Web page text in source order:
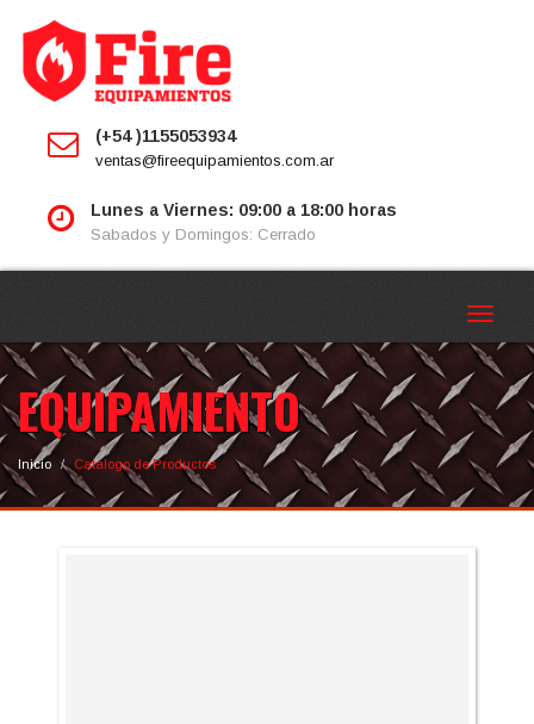
(+54 )1155053934
ventas@fireequipamientos.com.ar
Lunes a Viernes: 09:00 a 18:00 horas
Sabados y Domingos: Cerrado
Toggle
EQUIPAMIENTO
Inicio Catalogo de Productos